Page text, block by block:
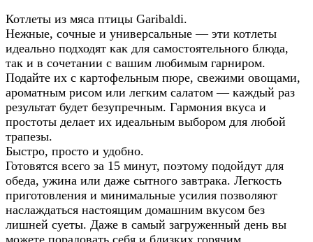
Котлеты из мяса птицы Garibaldi.
Нежные, сочные и универсальные — эти котлеты
идеально подходят как для самостоятельного блюда,
так и в сочетании с вашим любимым гарниром.
Подайте их с картофельным пюре, свежими овощами,
ароматным рисом или легким салатом — каждый раз
результат будет безупречным. Гармония вкуса и
простоты делает их идеальным выбором для любой
трапезы.
Быстро, просто и удобно.
Готовятся всего за 15 минут, поэтому подойдут для
обеда, ужина или даже сытного завтрака. Легкость
приготовления и минимальные усилия позволяют
наслаждаться настоящим домашним вкусом без
лишней суеты. Даже в самый загруженный день вы